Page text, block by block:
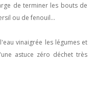
de terminer les bouts de
ou de fenouil...
vinaigrée les légumes et
astuce zéro déchet très